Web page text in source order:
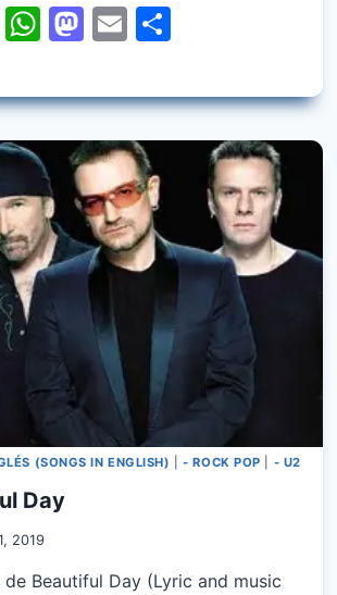
Pinterest
WhatsApp
Mastodon
Email
(SONGS IN ENGLISH) |- ROCK POP - U2
Day
2019
Beautiful Day (Lyric and music